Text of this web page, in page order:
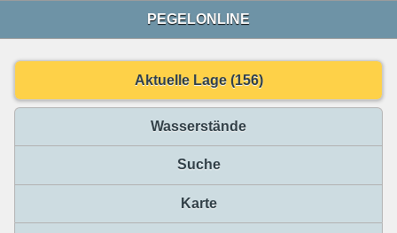
PEGELONLINE
Aktuelle Lage (156)
Wasserstände
Suche
Karte